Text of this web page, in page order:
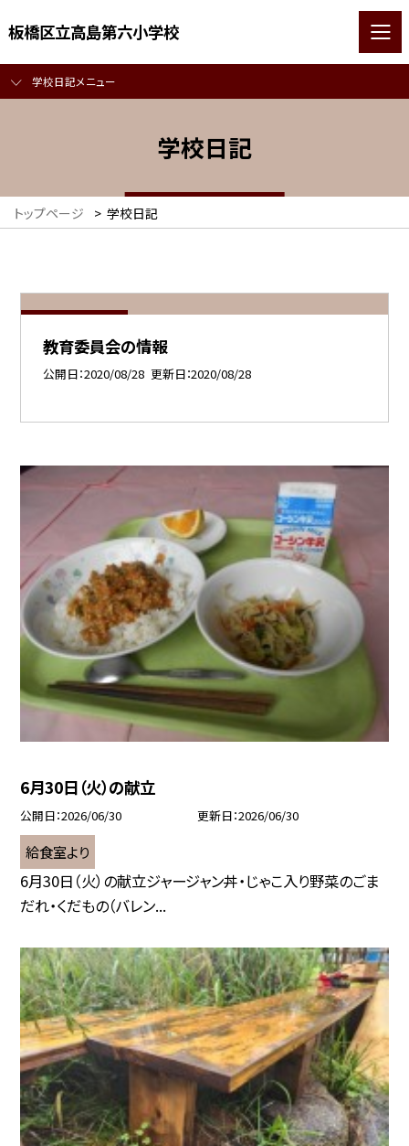
板橋区立高島第六小学校
学校日記メニュー
学校日記
トップページ > 学校日記
教育委員会の情報
公開日 2020/08/28 更新日 2020/08/28
6月30日（火）の献立
公開日 2026/06/30 更新日 2026/06/30
給食室より
6月30日（火）の献立ジャージャン丼・じゃこ入り野菜のごま
だれ・くだもの（バレン...